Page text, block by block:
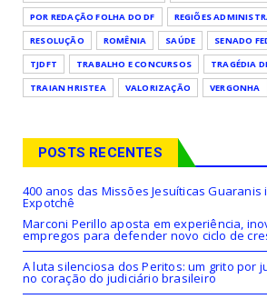
POR REDAÇÃO FOLHA DO DF
REGIÕES
RESOLUÇÃO
ROMÊNIA SAÚDE SENADO
TJDFT
TRABALHO E CONCURSOS
TRAGÉDIA
TRAIAN HRISTEA
VALORIZAÇÃO VERGONHA
POSTS RECENTES
400 anos das Missões Jesuíticas Guaranis
Expotchê
Marconi Perillo aposta em experiência,
empregos para defender novo ciclo de
A luta silenciosa dos Peritos: um grito por
no coração do judiciário brasileiro